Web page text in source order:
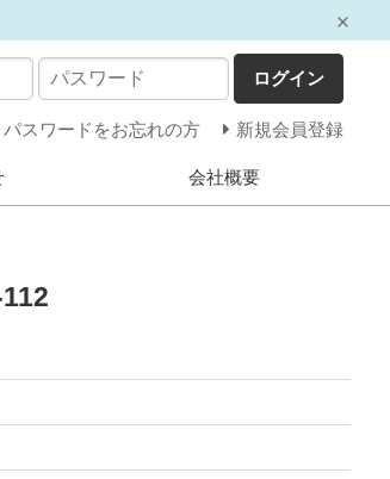
ログイン
パスワードをお忘れの方 新規会員登録
会社概要